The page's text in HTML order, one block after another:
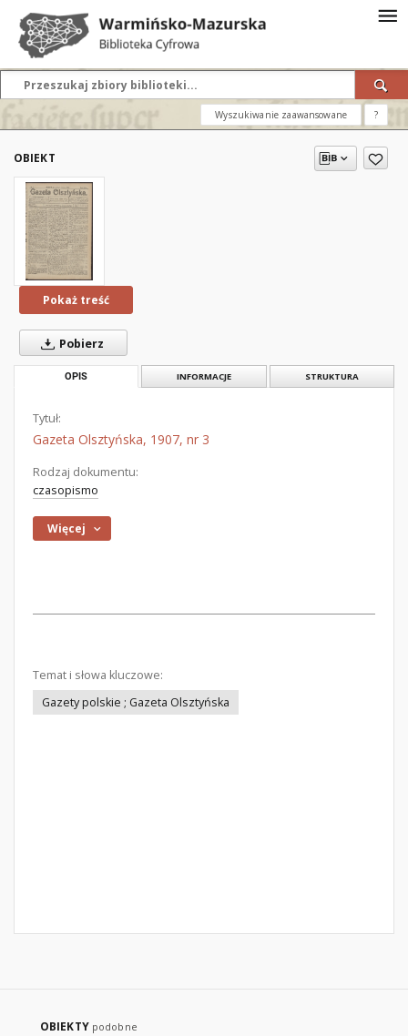
Wyszukiwanie zaawansowane ?
OBIEKT
Pokaż treść
Pobierz
OPIS INFORMACJE STRUKTURA
Tytuł:
Gazeta Olsztyńska, 1907, nr 3
Rodzaj dokumentu:
czasopismo
Więcej
Temat i słowa kluczowe:
Gazety polskie ; Gazeta Olsztyńska
OBIEKTY podobne